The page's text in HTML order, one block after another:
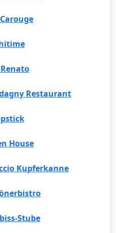
Restaurant
House
Kupferkanne
Stube